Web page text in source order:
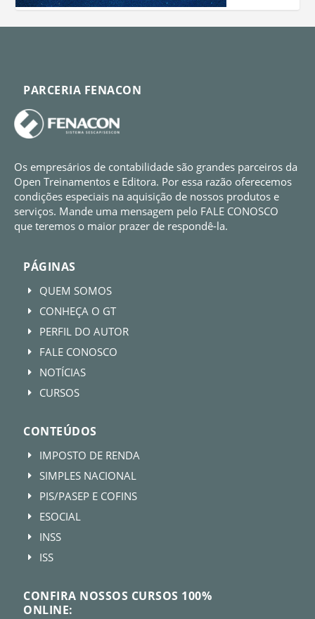
PARCERIA FENACON
Os empresários de contabilidade são grandes parceiros da
Open Treinamentos e Editora. Por essa razão oferecemos
condições especiais na aquisição de nossos produtos e
serviços. Mande uma mensagem pelo FALE CONOSCO
que teremos o maior prazer de respondê-la.
PÁGINAS
E QUEM SOMOS
E CONHEÇA O GT
E PERFIL DO AUTOR
E FALE CONOSCO
E NOTÍCIAS
E CURSOS
CONTEÚDOS
E IMPOSTO DE RENDA
E SIMPLES NACIONAL
E PIS/PASEP E COFINS
E ESOCIAL
E INSS
E ISS
CONFIRA NOSSOS CURSOS 100%
ONLINE: